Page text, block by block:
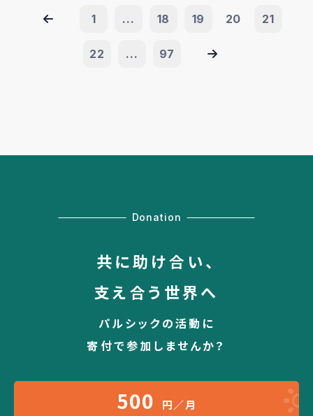
1 ... 18 19 20 21
22 ... 97
Donation
共に助け合い、
支え合う世界へ
パルシックの活動に
寄付で参加しませんか？
500 円／月